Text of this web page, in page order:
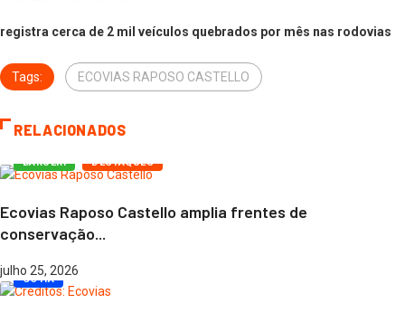
registra cerca de 2 mil veículos quebrados por mês nas rodovias
Tags: ECOVIAS RAPOSO CASTELLO
RELACIONADOS
BARUERI DESTAQUES
Ecovias Raposo Castello amplia frentes de
conservação...
julho 25, 2026
COTIA